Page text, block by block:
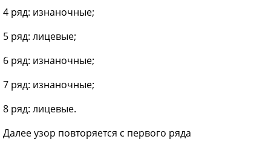
4 ряд: изнаночные;
5 ряд: лицевые;
6 ряд: изнаночные;
7 ряд: изнаночные;
8 ряд: лицевые.
Далее узор повторяется с первого ряда